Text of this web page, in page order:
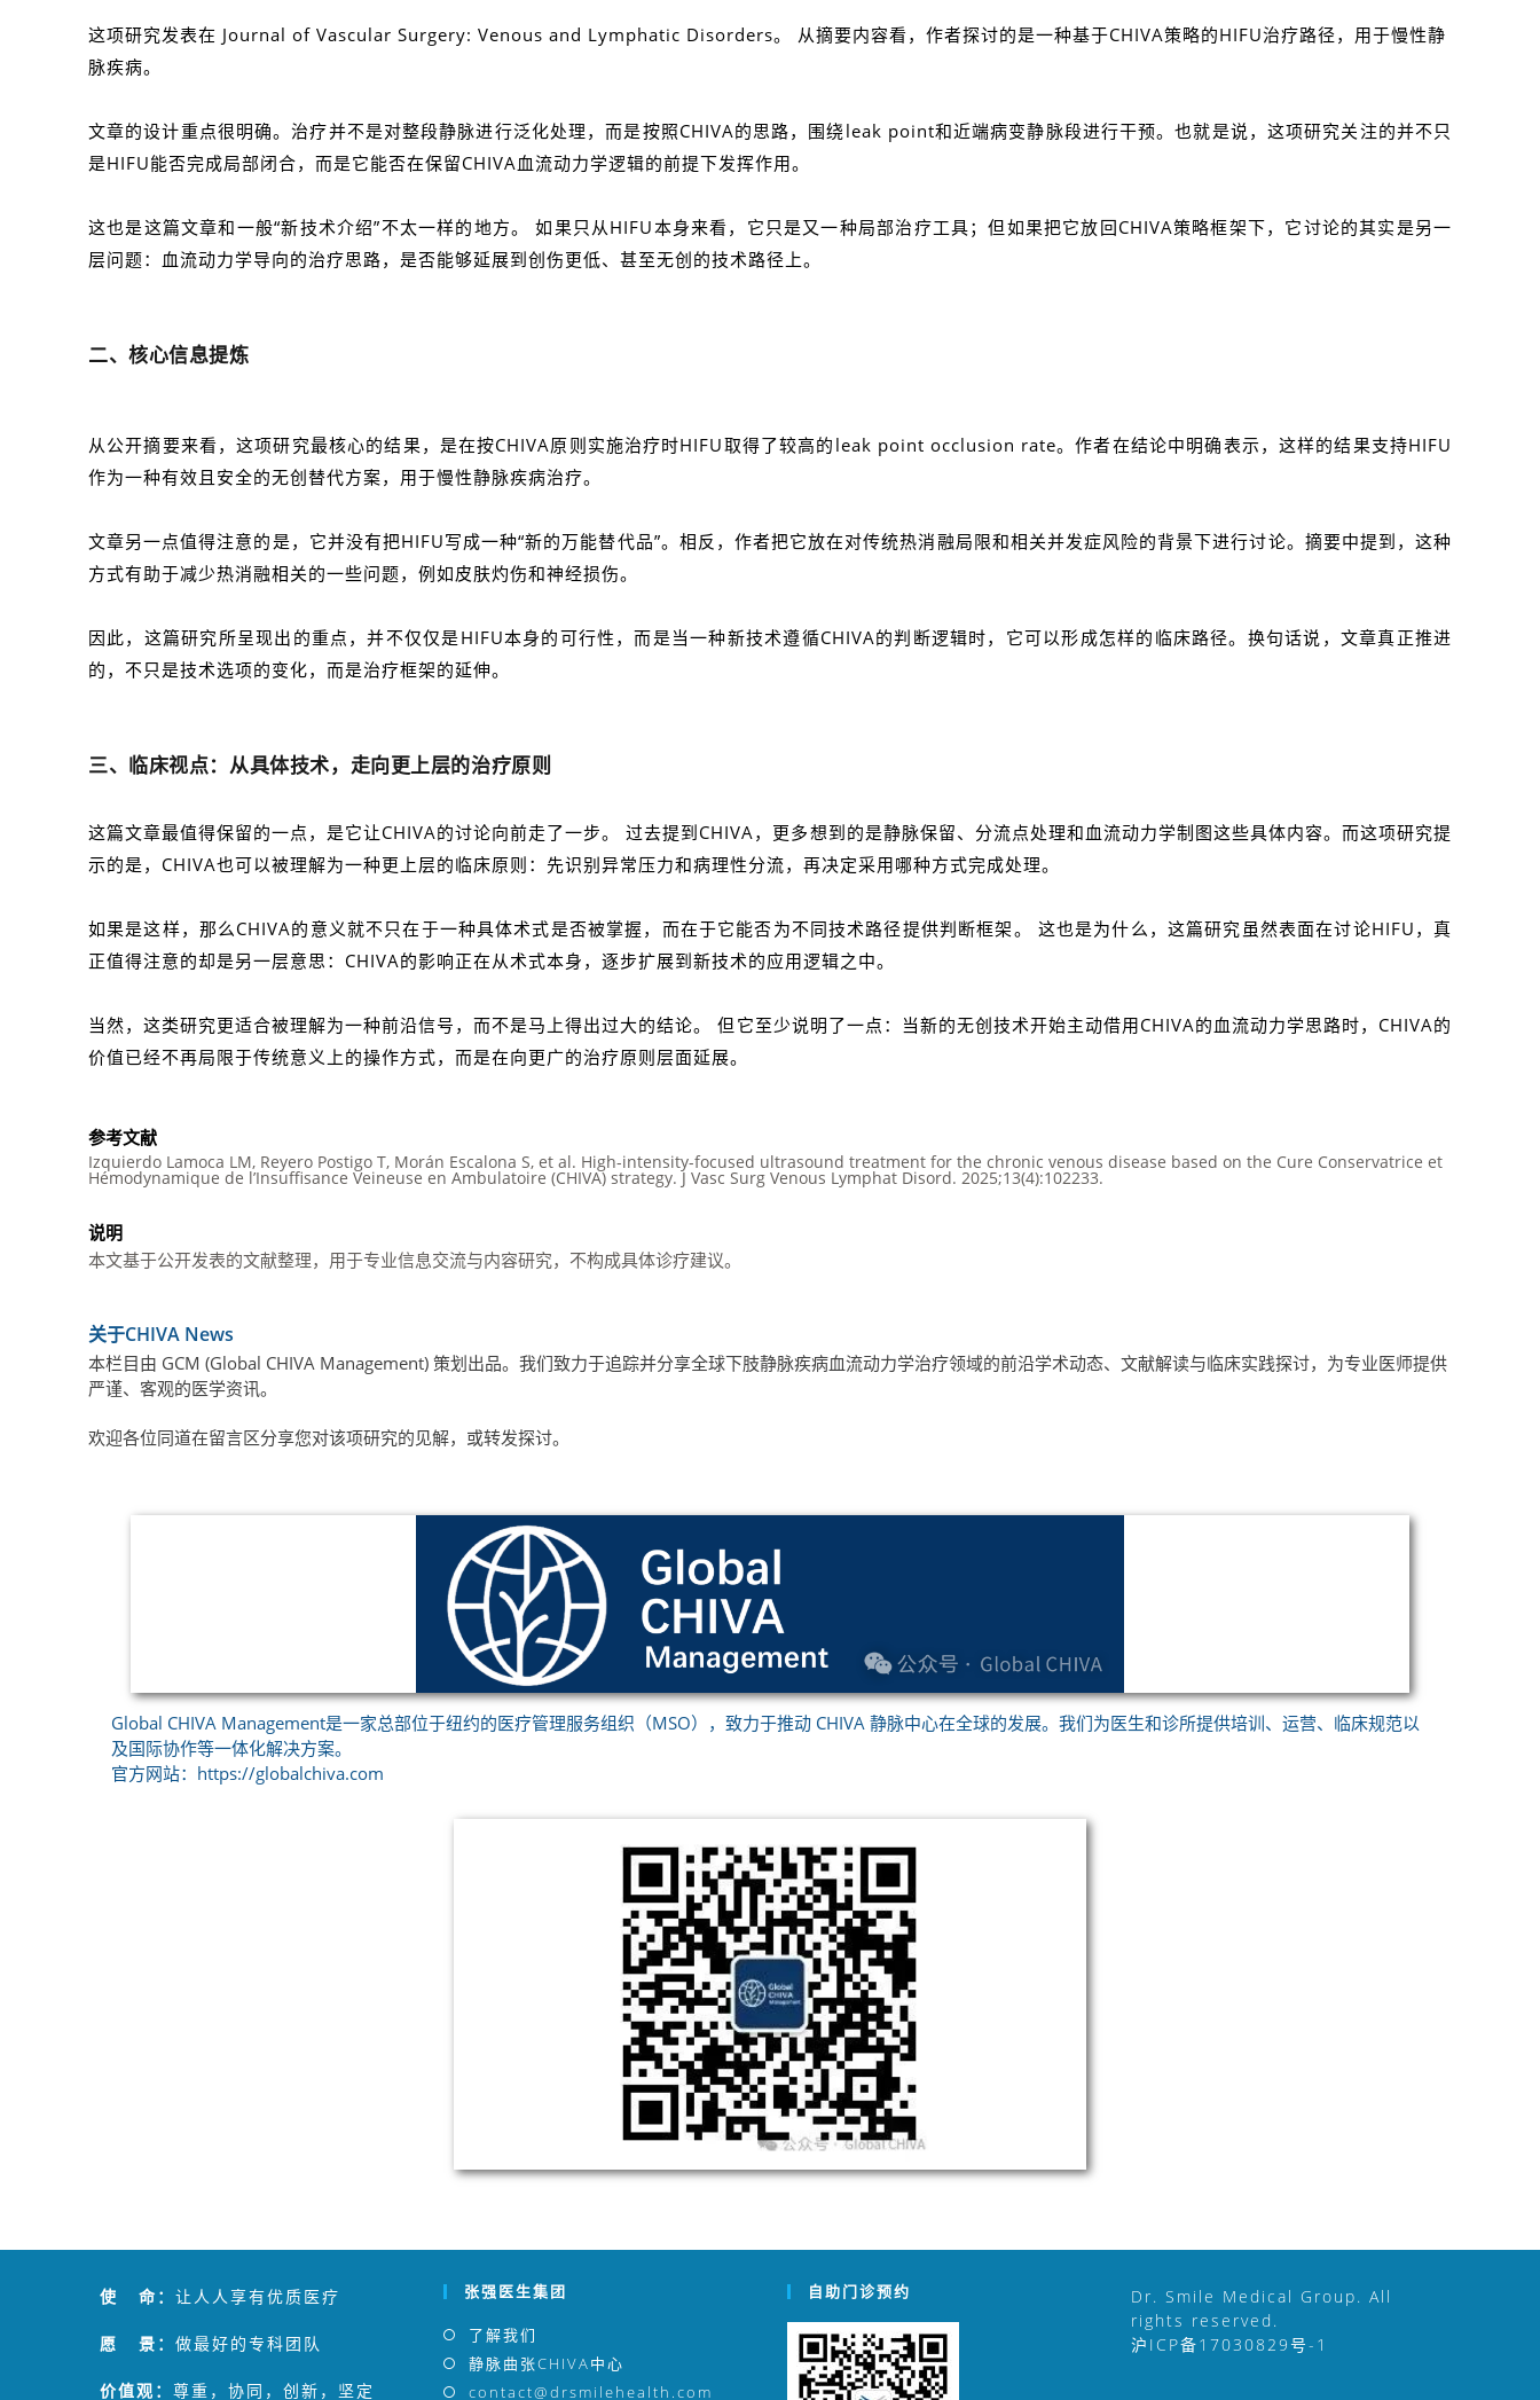
这项研究发表在 Journal of Vascular Surgery: Venous and Lymphatic Disorders。 从摘要内容看，作者探讨的是一种基于CHIVA策略的HIFU治疗路径，用于慢性静
脉疾病。
文章的设计重点很明确。治疗并不是对整段静脉进行泛化处理，而是按照CHIVA的思路，围绕leak point和近端病变静脉段进行干预。也就是说，这项研究关注的并不只
是HIFU能否完成局部闭合，而是它能否在保留CHIVA血流动力学逻辑的前提下发挥作用。
这也是这篇文章和一般“新技术介绍”不太一样的地方。 如果只从HIFU本身来看，它只是又一种局部治疗工具；但如果把它放回CHIVA策略框架下，它讨论的其实是另一
层问题：血流动力学导向的治疗思路，是否能够延展到创伤更低、甚至无创的技术路径上。
二、核心信息提炼
从公开摘要来看，这项研究最核心的结果，是在按CHIVA原则实施治疗时HIFU取得了较高的leak point occlusion rate。作者在结论中明确表示，这样的结果支持HIFU
作为一种有效且安全的无创替代方案，用于慢性静脉疾病治疗。
文章另一点值得注意的是，它并没有把HIFU写成一种“新的万能替代品”。相反，作者把它放在对传统热消融局限和相关并发症风险的背景下进行讨论。摘要中提到，这种
方式有助于减少热消融相关的一些问题，例如皮肤灼伤和神经损伤。
因此，这篇研究所呈现出的重点，并不仅仅是HIFU本身的可行性，而是当一种新技术遵循CHIVA的判断逻辑时，它可以形成怎样的临床路径。换句话说，文章真正推进
的，不只是技术选项的变化，而是治疗框架的延伸。
三、临床视点：从具体技术，走向更上层的治疗原则
这篇文章最值得保留的一点，是它让CHIVA的讨论向前走了一步。 过去提到CHIVA，更多想到的是静脉保留、分流点处理和血流动力学制图这些具体内容。而这项研究提
示的是，CHIVA也可以被理解为一种更上层的临床原则：先识别异常压力和病理性分流，再决定采用哪种方式完成处理。
如果是这样，那么CHIVA的意义就不只在于一种具体术式是否被掌握，而在于它能否为不同技术路径提供判断框架。 这也是为什么，这篇研究虽然表面在讨论HIFU，真
正值得注意的却是另一层意思：CHIVA的影响正在从术式本身，逐步扩展到新技术的应用逻辑之中。
当然，这类研究更适合被理解为一种前沿信号，而不是马上得出过大的结论。 但它至少说明了一点：当新的无创技术开始主动借用CHIVA的血流动力学思路时，CHIVA的
价值已经不再局限于传统意义上的操作方式，而是在向更广的治疗原则层面延展。
参考文献
Izquierdo Lamoca LM, Reyero Postigo T, Morán Escalona S, et al. High-intensity-focused ultrasound treatment for the chronic venous disease based on the Cure Conservatrice et
Hémodynamique de l’Insuffisance Veineuse en Ambulatoire (CHIVA) strategy. J Vasc Surg Venous Lymphat Disord. 2025;13(4):102233.
说明
本文基于公开发表的文献整理，用于专业信息交流与内容研究，不构成具体诊疗建议。
关于CHIVA News
本栏目由 GCM (Global CHIVA Management) 策划出品。我们致力于追踪并分享全球下肢静脉疾病血流动力学治疗领域的前沿学术动态、文献解读与临床实践探讨，为专业医师提供
严谨、客观的医学资讯。
欢迎各位同道在留言区分享您对该项研究的见解，或转发探讨。
Global CHIVA Management是一家总部位于纽约的医疗管理服务组织（MSO），致力于推动 CHIVA 静脉中心在全球的发展。我们为医生和诊所提供培训、运营、临床规范以
及国际协作等一体化解决方案。
官方网站：https://globalchiva.com
使 命： 让人人享有优质医疗
愿 景： 做最好的专科团队
价值观： 尊重，协同，创新，坚定
张强医生集团
了解我们
静脉曲张CHIVA中心
contact@drsmilehealth.com
自助门诊预约
Dr. Smile Medical Group. All
rights reserved.
沪ICP备17030829号-1